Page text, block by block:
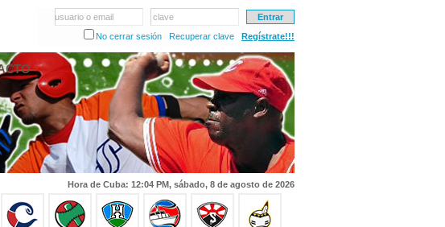
usuario o email
clave
No cerrar sesión
Recuperar clave Regístrate!!!
Hora de Cuba: 12:04 PM, sábado, 8 de agosto de 2026